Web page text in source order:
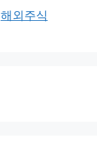
해외주식